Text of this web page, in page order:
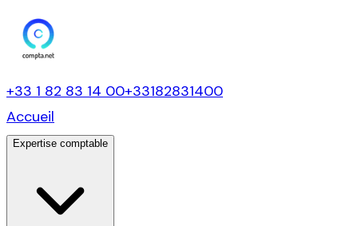
+33 1 82 83 14 00+33182831400
Accueil
Expertise comptable